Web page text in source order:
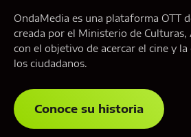
OndaMedia es una plataforma OTT
creada por el Ministerio de
con el objetivo de acercar el cine y
los ciudadanos.
Conoce su historia